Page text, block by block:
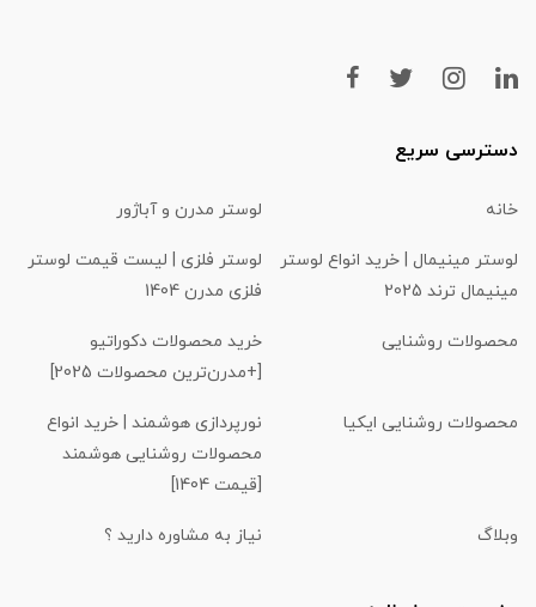
دسترسی سریع
خانه لوستر مدرن و آباژور
لوستر مینیمال | خرید انواع لوستر
مینیمال ترند 2025
لوستر فلزی | لیست قیمت لوستر
فلزی مدرن 1404
محصولات روشنایی
خرید محصولات دکوراتیو
[+مدرن‌ترین محصولات 2025]
محصولات روشنایی ایکیا
نورپردازی هوشمند | خرید انواع
محصولات روشنایی هوشمند
[قیمت 1404]
وبلاگ نیاز به مشاوره دارید ؟